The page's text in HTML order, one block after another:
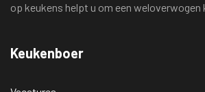
op keukens helpt u om een weloverwogen
Keukenboer